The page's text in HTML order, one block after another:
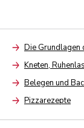
ArrowDie Grundlagen
ArrowKneten,
ArrowBelegen und
ArrowPizzarezepte